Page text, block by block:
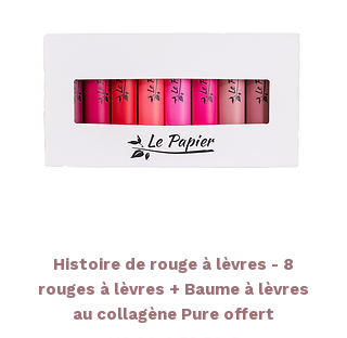
Histoire de rouge à lèvres - 8
rouges à lèvres + Baume à lèvres
au collagène Pure offert